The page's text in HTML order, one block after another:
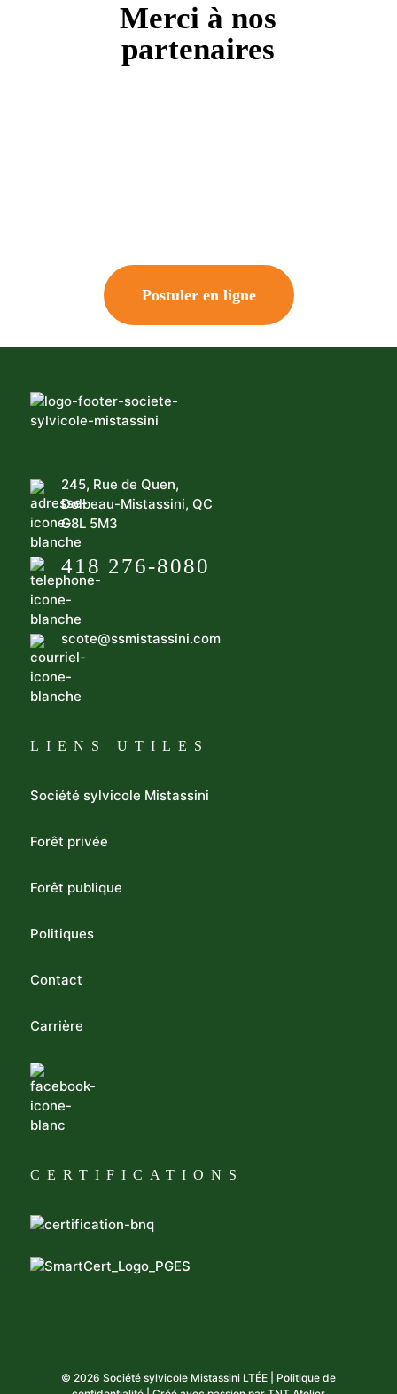
Merci à nos
partenaires
Postuler en ligne
245, Rue de Quen,
Dolbeau-Mistassini, QC
G8L 5M3
418 276-8080
scote@ssmistassini.com
LIENS UTILES
Société sylvicole Mistassini
Forêt privée
Forêt publique
Politiques
Contact
Carrière
CERTIFICATIONS
© 2026 Société sylvicole Mistassini LTÉE | Politique de